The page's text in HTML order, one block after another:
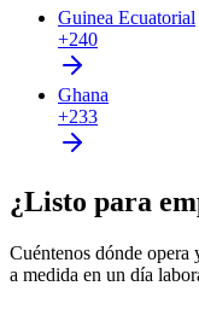
Guinea Ecuatorial
+240
Ghana
+233
¿Listo para
Cuéntenos dónde opera
a medida en un día